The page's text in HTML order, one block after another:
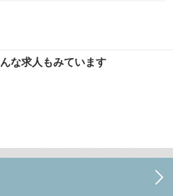
な求人もみています